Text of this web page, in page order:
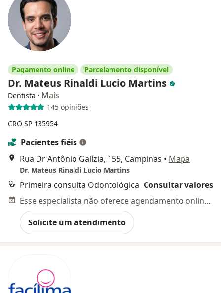
Pagamento online Parcelamento disponível
Dr. Mateus Rinaldi Lucio Martins
Dentista · Mais
145 opiniões
CRO SP 135954
Pacientes fiéis
Rua Dr Antônio Galízia, 155, Campinas • Mapa
Dr. Mateus Rinaldi Lucio Martins
Primeira consulta Odontológica Consultar valores
Esse especialista não oferece agendamento online para esse endereço.
Solicite um atendimento